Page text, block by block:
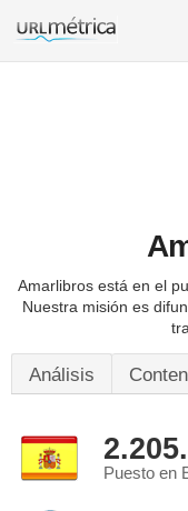
Amarlibros está en el
Nuestra misión es
Análisis
Puesto en